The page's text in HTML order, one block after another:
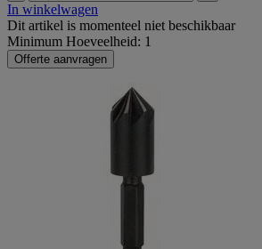
In winkelwagen
Dit artikel is momenteel niet beschikbaar
Minimum Hoeveelheid: 1
Offerte aanvragen